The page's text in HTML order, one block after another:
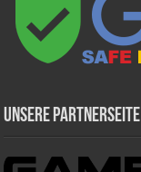
Unsere Partnerseite